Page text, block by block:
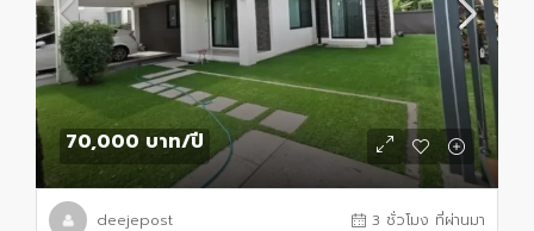
70,000 บาท/ปี
deejepost 3 ชั่วโมง ที่ผ่านมา